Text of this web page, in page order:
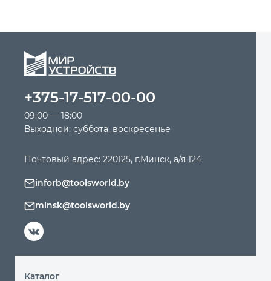
+375-17-517-00-00
09:00 — 18:00
Выходной: суббота, воскресенье
Почтовый адрес: 220125, г.Минск, а/я 124
inforb@toolsworld.by
minsk@toolsworld.by
Каталог